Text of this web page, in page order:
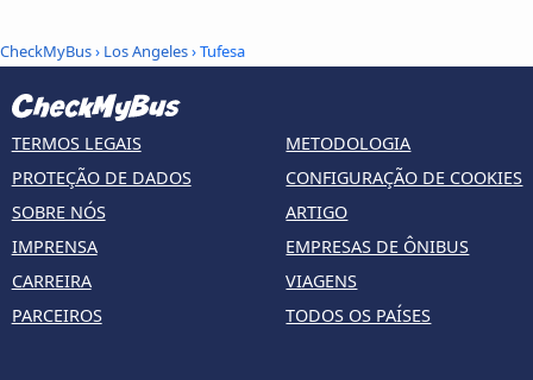
CheckMyBus› Los Angeles› Tufesa
TERMOS LEGAIS
PROTEÇÃO DE DADOS
SOBRE NÓS
IMPRENSA
CARREIRA
PARCEIROS
METODOLOGIA
CONFIGURAÇÃO DE COOKIES
ARTIGO
EMPRESAS DE ÔNIBUS
VIAGENS
TODOS OS PAÍSES